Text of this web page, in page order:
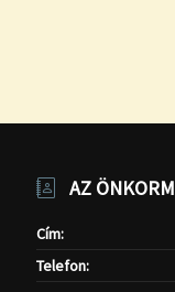
AZ
Cím:
Telefon: